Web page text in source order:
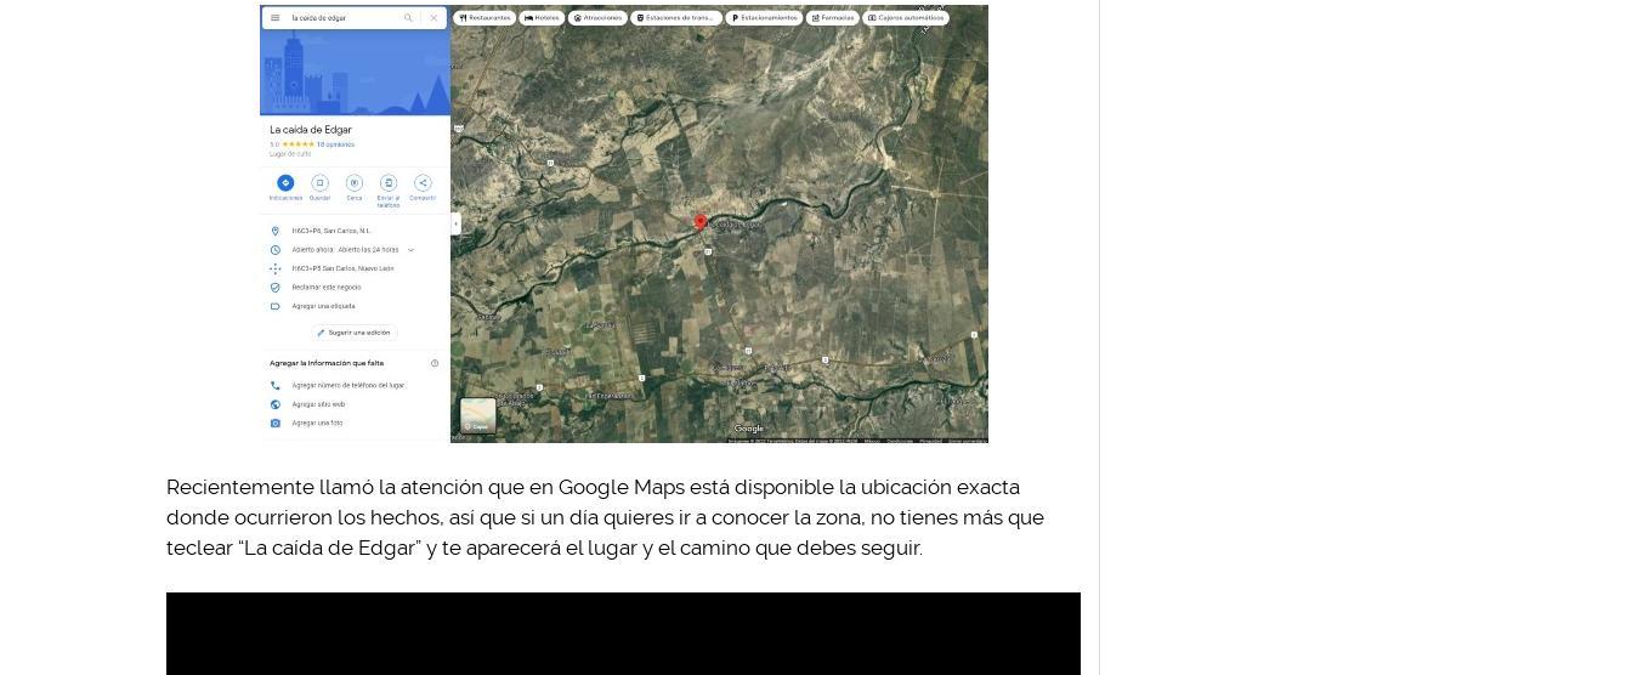
Recientemente llamó la atención que en Google Maps está disponible la ubicación exacta
donde ocurrieron los hechos, así que si un día quieres ir a conocer la zona, no tienes más que
teclear “La caída de Edgar” y te aparecerá el lugar y el camino que debes seguir.